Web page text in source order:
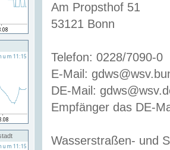
Am Propsthof 51
53121 Bonn
Telefon: 0228/7090-0
E-Mail:
DE-Mail:
Empfänger das DE-
Wasserstraßen- und